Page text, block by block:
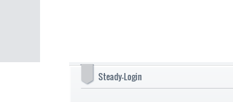
Steady-Login